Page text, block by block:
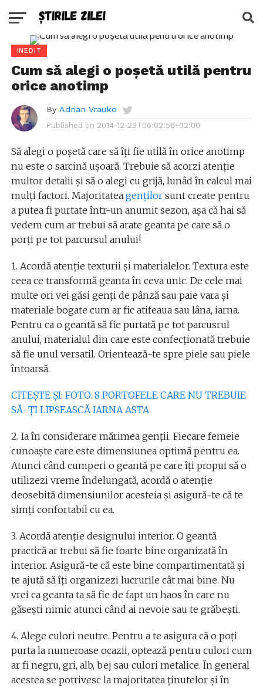
INEDIT
Cum să alegi o poșetă utilă pentru
orice anotimp
By Adrian Vrauko
Published on 2014-12-23T06:02:56+02:00
Să alegi o poșetă care să îți fie utilă în orice anotimp
nu este o sarcină ușoară. Trebuie să acorzi atenție
multor detalii și să o alegi cu grijă, lunâd în calcul mai
mulți factori. Majoritatea gențilorsunt create pentru
a putea fi purtate într-un anumit sezon, așa că hai să
vedem cum ar trebui să arate geanta pe care să o
porți pe tot parcursul anului!
1. Acordă atenție texturii și materialelor. Textura este
ceea ce transformă geanta în ceva unic. De cele mai
multe ori vei găsi genți de pânză sau paie vara și
materiale bogate cum ar fic atifeaua sau lâna, iarna.
Pentru ca o geantă să fie purtată pe tot parcusrul
anului, materialul din care este confecționată trebuie
să fie unul versatil. Orientează-te spre piele sau piele
întoarsă.
CITEȘTE ȘI: FOTO. 8 PORTOFELE CARE NU TREBUIE
SĂ-ȚI LIPSEASCĂ IARNA ASTA
2. Ia în considerare mărimea genții. Fiecare femeie
cunoaște care este dimensiunea optimă pentru ea.
Atunci când cumperi o geantă pe care îți propui să o
utilizezi vreme îndelungată, acordă o atenție
deosebită dimensiunilor acesteia și asigură-te că te
simți confortabil cu ea.
3. Acordă atenție designului interior. O geantă
practică ar trebui să fie foarte bine organizată în
interior. Asigură-te că este bine compartimentată și
te ajută să îți organizezi lucrurile cât mai bine. Nu
vrei ca geanta ta să fie de fapt un haos în care nu
găsești nimic atunci când ai nevoie sau te grăbești.
4. Alege culori neutre. Pentru a te asigura că o poți
purta la numeroase ocazii, optează pentru culori cum
ar fi negru, gri, alb, bej sau culori metalice. În general
acestea se potrivesc la majoritatea ținutelor și în